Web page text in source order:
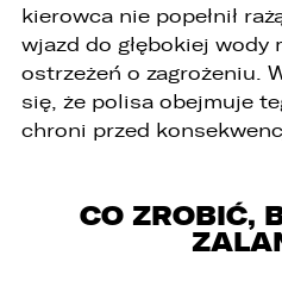
kierowca nie popełnił
wjazd do głębokiej wody
ostrzeżeń o zagrożeniu.
się, że polisa obejmuje
chroni przed
CO ZROBIĆ,